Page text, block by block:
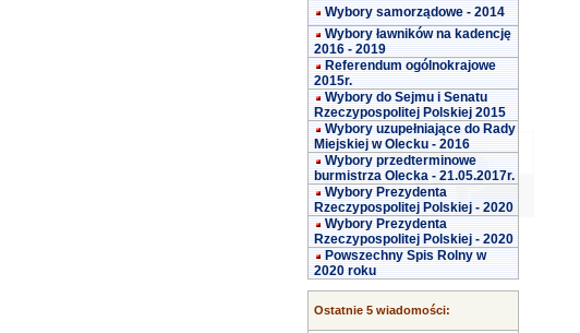
Wybory samorządowe - 2014
Wybory ławników na kadencję
2016 - 2019
Referendum ogólnokrajowe
2015r.
Wybory do Sejmu i Senatu
Rzeczypospolitej Polskiej 2015
Wybory uzupełniające do Rady
Miejskiej w Olecku - 2016
Wybory przedterminowe
burmistrza Olecka - 21.05.2017r.
Wybory Prezydenta
Rzeczypospolitej Polskiej - 2020
Wybory Prezydenta
Rzeczypospolitej Polskiej - 2020
Powszechny Spis Rolny w
2020 roku
Ostatnie 5 wiadomości: